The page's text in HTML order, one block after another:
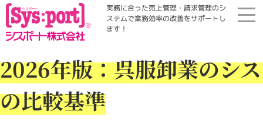
実務に合った売上管理・請求管理のシ
ステムで業務効率の改善をサポートし
ます！
2026年版：呉服卸業のシ
の比較基準